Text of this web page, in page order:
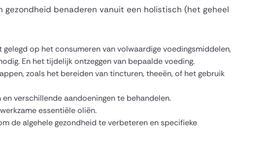
benaderen vanuit een holistisch (het geheel
op het consumeren van volwaardige voedingsmiddelen,
En het tijdelijk ontzeggen van bepaalde voeding.
zoals het bereiden van tincturen, theeën, of het gebruik
verschillende aandoeningen te behandelen.
essentiële oliën.
de algehele gezondheid te verbeteren en specifieke